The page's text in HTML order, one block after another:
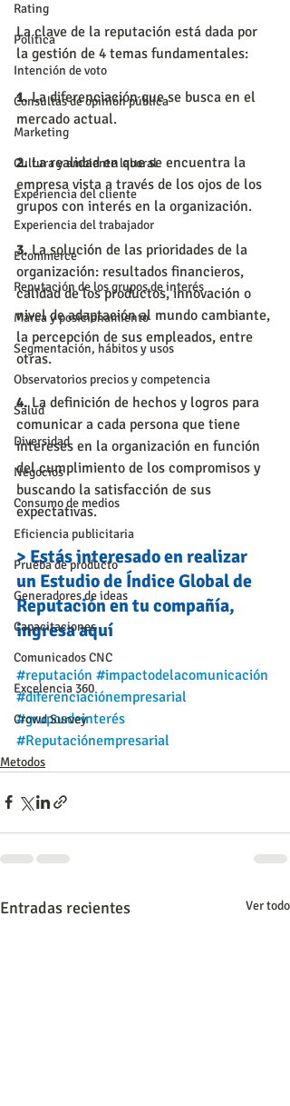
Rating
Política
Intención de voto
Consultas de opinión pública
Marketing
Cultura y ambiente laboral
Experiencia del cliente
Experiencia del trabajador
Ecommerce
Reputación de los grupos de interés
Marca y posicionamiento
Segmentación, hábitos y usos
Observatorios precios y competencia
Salud
Diversidad
Negocios
Consumo de medios
Eficiencia publicitaria
Prueba de producto
Generadores de ideas
Capacitaciones
Comunicados CNC
Excelencia 360
Crowd Survey
La clave de la reputación está dada por
la gestión de 4 temas fundamentales:
1. La diferenciación que se busca en el
mercado actual.
2. La realidad en que se encuentra la
empresa vista a través de los ojos de los
grupos con interés en la organización.
3. La solución de las prioridades de la
organización: resultados financieros,
calidad de los productos, innovación o
nivel de adaptación al mundo cambiante,
la percepción de sus empleados, entre
otras.
4. La definición de hechos y logros para
comunicar a cada persona que tiene
intereses en la organización en función
del cumplimiento de los compromisos y
buscando la satisfacción de sus
expectativas.
> Estás interesado en realizar
un Estudio de Índice Global de
Reputación en tu compañía,
ingresa aquí
#reputación #impactodelacomunicación
#diferenciaciónempresarial
#gruposdeinterés
#Reputaciónempresarial
Metodos
Entradas recientes Ver todo